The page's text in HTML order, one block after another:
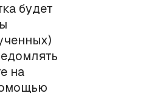
будет
на